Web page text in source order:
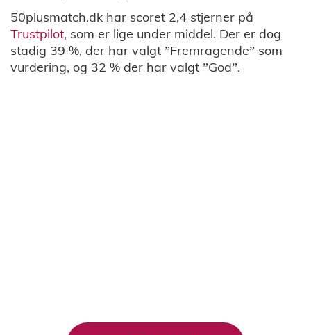
50plusmatch.dk har scoret 2,4 stjerner på
Trustpilot, som er lige under middel. Der er dog
stadig 39 %, der har valgt ”Fremragende” som
vurdering, og 32 % der har valgt ”God”.